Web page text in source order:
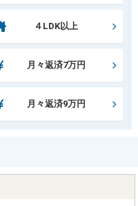
４LDK以上
月々返済7万円
月々返済9万円